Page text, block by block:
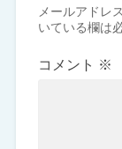
メールアドレ
いている欄は
コメント ※